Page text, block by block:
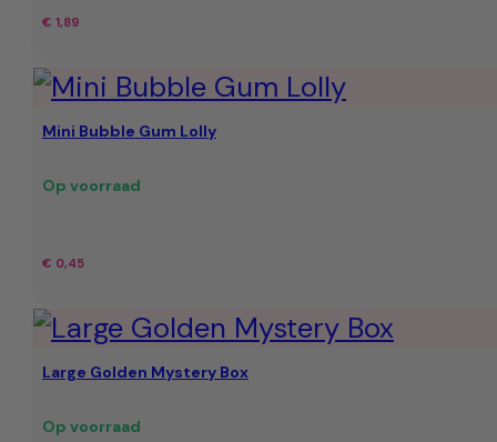
€ 1,89
Mini Bubble Gum Lolly
Op voorraad
€ 0,45
Large Golden Mystery Box
Op voorraad